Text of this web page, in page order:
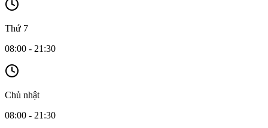
Thứ 7
08:00 - 21:30
Chủ nhật
08:00 - 21:30